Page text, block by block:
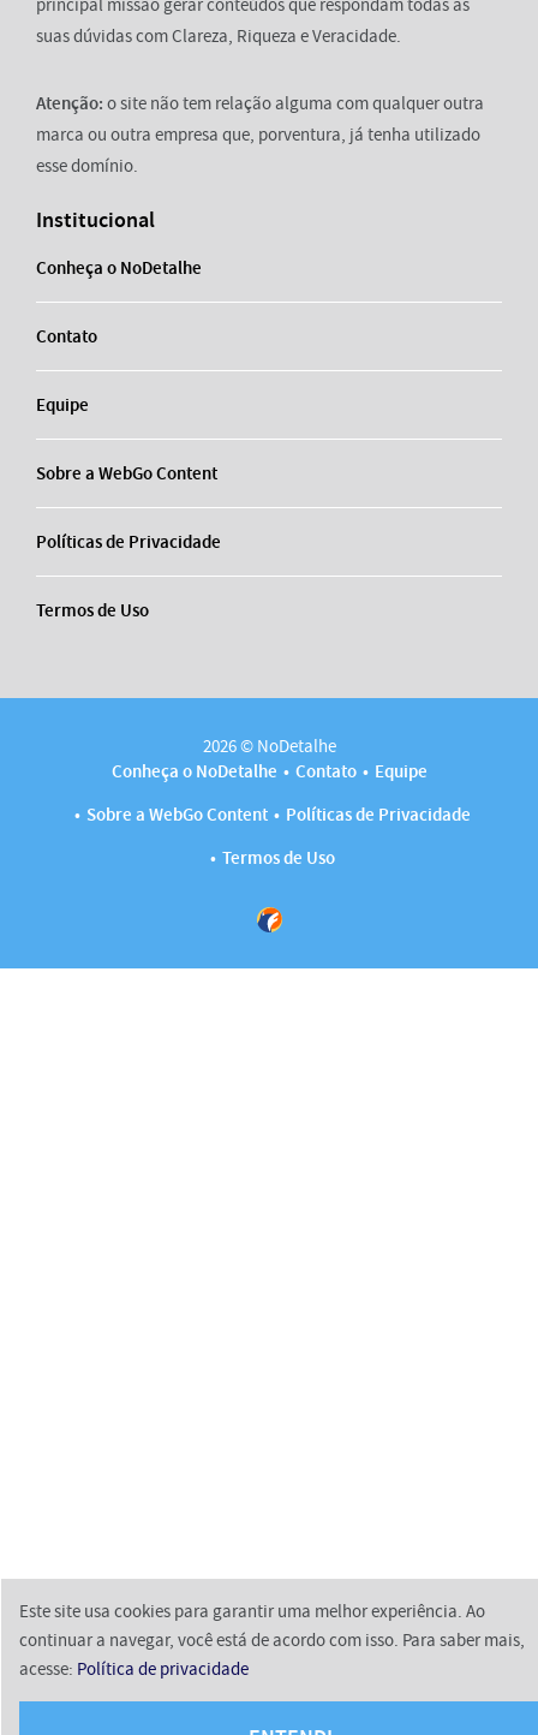
suas dúvidas com Clareza, Riqueza e Veracidade.
Atenção: o site não tem relação alguma com qualquer outra
marca ou outra empresa que, porventura, já tenha utilizado
esse domínio.
Institucional
Conheça o NoDetalhe
Contato
Equipe
Sobre a WebGo Content
Políticas de Privacidade
Termos de Uso
2026 © NoDetalhe
Conheça o NoDetalhe
Contato
Equipe
Sobre a WebGo Content
Políticas de Privacidade
Termos de Uso
Este site usa cookies para garantir uma melhor experiência. Ao
continuar a navegar, você está de acordo com isso. Para saber mais,
acesse: Política de privacidade